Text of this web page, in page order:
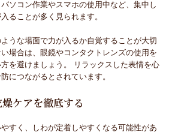
ソコン作業やスマホの使用中など、集中し
ることが多く見られます。
うな場面で力が入るか自覚することが大切
場合は、眼鏡やコンタクトレンズの使用を
を避けましょう。 リラックスした表情を心
につながるとされています。
ケアを徹底する
すく、しわが定着しやすくなる可能性があ